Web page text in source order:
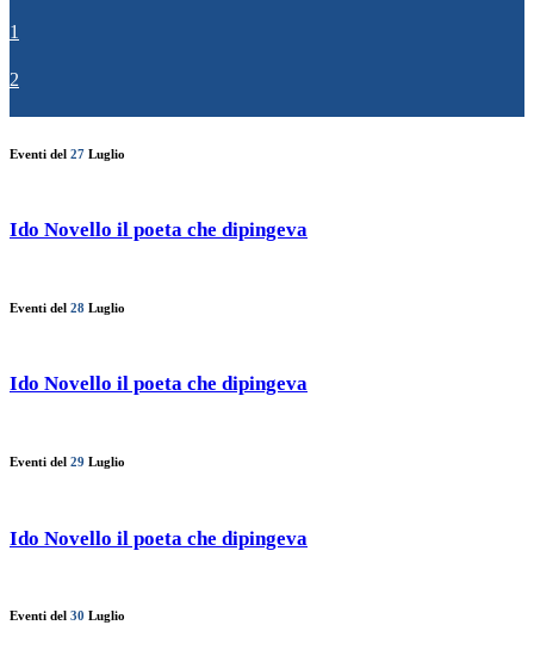
1
2
Eventi del 27 Luglio
Ido Novello il poeta che dipingeva
Eventi del 28 Luglio
Ido Novello il poeta che dipingeva
Eventi del 29 Luglio
Ido Novello il poeta che dipingeva
Eventi del 30 Luglio